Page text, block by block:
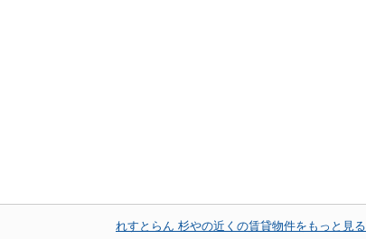
れすとらん 杉やの近くの賃貸物件をもっと見る